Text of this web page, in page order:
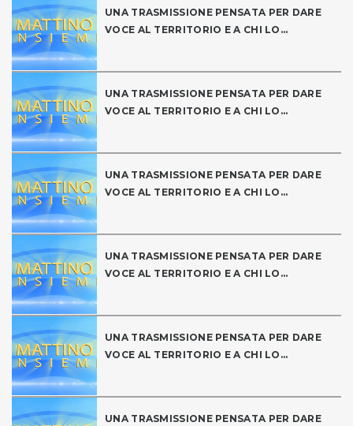
UNA TRASMISSIONE PENSATA PER DARE
VOCE AL TERRITORIO E A CHI LO...
UNA TRASMISSIONE PENSATA PER DARE
VOCE AL TERRITORIO E A CHI LO...
UNA TRASMISSIONE PENSATA PER DARE
VOCE AL TERRITORIO E A CHI LO...
UNA TRASMISSIONE PENSATA PER DARE
VOCE AL TERRITORIO E A CHI LO...
UNA TRASMISSIONE PENSATA PER DARE
VOCE AL TERRITORIO E A CHI LO...
UNA TRASMISSIONE PENSATA PER DARE